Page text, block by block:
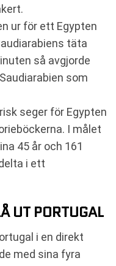
ur för ett Egypten
täta
så avgjorde
som
seger för Egypten
I målet
45 år och 161
i ett
UT PORTUGAL
i en direkt
med sina fyra